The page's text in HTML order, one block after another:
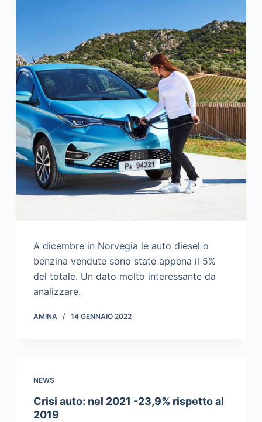
A dicembre in Norvegia le auto diesel o
benzina vendute sono state appena il 5%
del totale. Un dato molto interessante da
analizzare.
AMINA 14 GENNAIO 2022
NEWS
Crisi auto: nel 2021 -23,9% rispetto al
2019